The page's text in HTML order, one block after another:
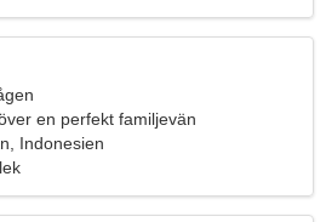
en perfekt familjevän
Indonesien